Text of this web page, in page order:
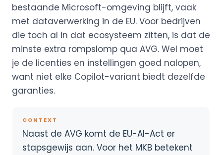
bestaande Microsoft-omgeving blijft, vaak
met dataverwerking in de EU. Voor bedrijven
die toch al in dat ecosysteem zitten, is dat de
minste extra rompslomp qua AVG. Wel moet
je de licenties en instellingen goed nalopen,
want niet elke Copilot-variant biedt dezelfde
garanties.
CONTEXT
Naast de AVG komt de EU-AI-Act er
stapsgewijs aan. Voor het MKB betekent